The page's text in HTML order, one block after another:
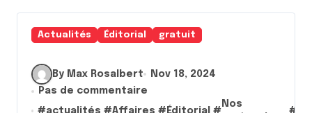
Actualités Éditorial gratuit
By Max Rosalbert
Nov 18, 2024
Pas de commentaire
#actualités #Affaires # Éditorial #
Nos
#